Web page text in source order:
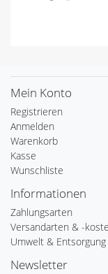
Mein Konto
Registrieren
Anmelden
Warenkorb
Kasse
Wunschliste
Informationen
Zahlungsarten
Versandarten & -
Umwelt & Entsorgung
Newsletter